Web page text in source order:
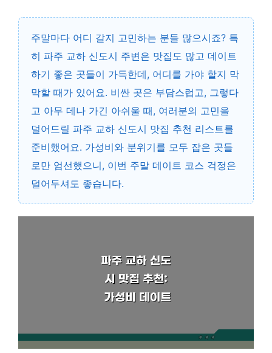
주말마다 어디 갈지 고민하는 분들 많으시죠? 특
히 파주 교하 신도시 주변은 맛집도 많고 데이트
하기 좋은 곳들이 가득한데, 어디를 가야 할지 막
막할 때가 있어요. 비싼 곳은 부담스럽고, 그렇다
고 아무 데나 가긴 아쉬울 때, 여러분의 고민을
덜어드릴 파주 교하 신도시 맛집 추천 리스트를
준비했어요. 가성비와 분위기를 모두 잡은 곳들
로만 엄선했으니, 이번 주말 데이트 코스 걱정은
덜어두셔도 좋습니다.